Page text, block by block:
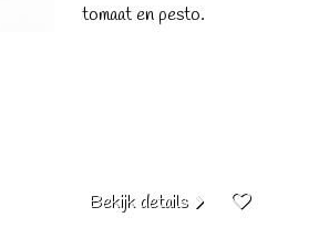
tomaat en pesto.
Bekijk details